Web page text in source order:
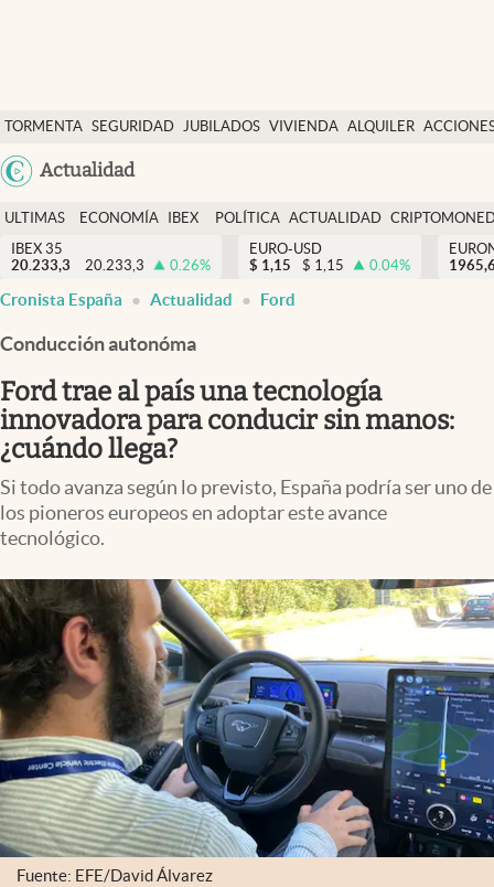
TORMENTA SEGURIDAD JUBILADOS VIVIENDA ALQUILER
USA
Actualidad
Economía y finanzas
Política
Actualidad
Criptomonedas
España
ULTIMAS
NOTICIAS
ECONOMÍA
FINANZAS
IBEX
EURO
POLÍTICA ACTUALIDAD
IBEX 35
20.233,3
20.233,3 0.26%
EURO-USD
$ 1,15 $ 1,15 0.04%
Cronista España Actualidad Ford
Conducción autonóma
Ford trae al país una tecnología
innovadora para conducir sin manos:
¿cuándo llega?
Si todo avanza según lo previsto, España podría ser uno de
los pioneros europeos en adoptar este avance
tecnológico.
Fuente: EFE/David Álvarez